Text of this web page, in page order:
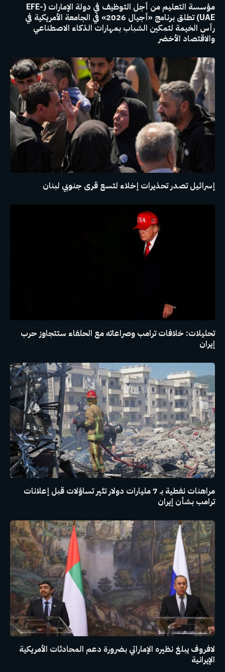
مؤسسة التعليم من أجل التوظيف في دولة الإمارات (EFE-
UAE) تطلق برنامج «أجيال 2026» في الجامعة الأمريكية في
رأس الخيمة لتمكين الشباب بمهارات الذكاء الاصطناعي
والاقتصاد الأخضر
إسرائيل تصدر تحذيرات إخلاء لتسع قرى جنوبي لبنان
تحليلات: خلافات ترامب وصراعاته مع الحلفاء ستتجاوز حرب
إيران
مراهنات نفطية بـ 7 مليارات دولار تثير تساؤلات قبل إعلانات
ترامب بشأن إيران
لافروف يبلغ نظيره الإماراتي بضرورة دعم المحادثات الأمريكية
الإيرانية